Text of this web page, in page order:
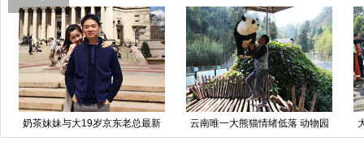
组图：森碟庆生 石头参加生日宴
对话萌哭网友
英国十大神秘古老的特色迷宫